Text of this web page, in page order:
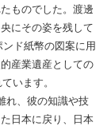
ものでした。渡邊
にその姿を残して
ド紙幣の図案に用
産業遺産としての
います。
れ、彼の知識や技
日本に戻り、日本